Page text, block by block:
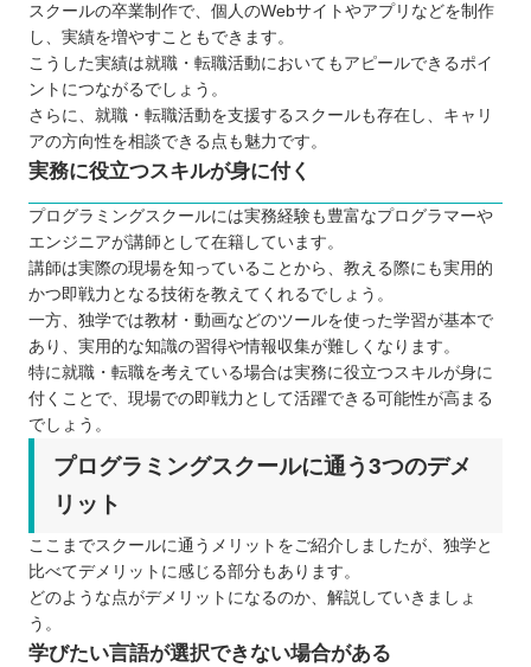
スクールの卒業制作で、個人のWebサイトやアプリなどを制作
し、実績を増やすこともできます。
こうした実績は就職・転職活動においてもアピールできるポイ
ントにつながるでしょう。
さらに、就職・転職活動を支援するスクールも存在し、キャリ
アの方向性を相談できる点も魅力です。
実務に役立つスキルが身に付く
プログラミングスクールには実務経験も豊富なプログラマーや
エンジニアが講師として在籍しています。
講師は実際の現場を知っていることから、教える際にも実用的
かつ即戦力となる技術を教えてくれるでしょう。
一方、独学では教材・動画などのツールを使った学習が基本で
あり、実用的な知識の習得や情報収集が難しくなります。
特に就職・転職を考えている場合は実務に役立つスキルが身に
付くことで、現場での即戦力として活躍できる可能性が高まる
でしょう。
プログラミングスクールに通う3つのデメ
リット
ここまでスクールに通うメリットをご紹介しましたが、独学と
比べてデメリットに感じる部分もあります。
どのような点がデメリットになるのか、解説していきましょ
う。
学びたい言語が選択できない場合がある